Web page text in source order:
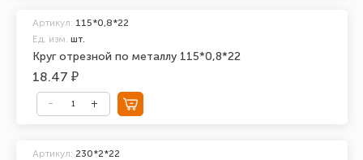
Круг отрезной по металлу 115*0,8*22
Артикул: 115*0,8*22
Ед. изм. шт.
18.47 ₽
Артикул: 230*2*22